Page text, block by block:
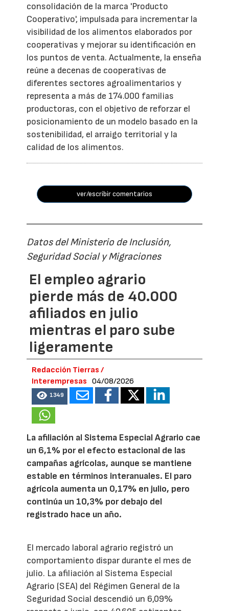
consolidación de la marca 'Producto
Cooperativo', impulsada para incrementar la
visibilidad de los alimentos elaborados por
cooperativas y mejorar su identificación en
los puntos de venta. Actualmente, la enseña
reúne a decenas de cooperativas de
diferentes sectores agroalimentarios y
representa a más de 174.000 familias
productoras, con el objetivo de reforzar el
posicionamiento de un modelo basado en la
sostenibilidad, el arraigo territorial y la
calidad de los alimentos.
ver/escribir comentarios
Datos del Ministerio de Inclusión,
Seguridad Social y Migraciones
El empleo agrario
pierde más de 40.000
afiliados en julio
mientras el paro sube
ligeramente
Redacción Tierras /
Interempresas
04/08/2026
1349
La afiliación al Sistema Especial Agrario cae
un 6,1% por el efecto estacional de las
campañas agrícolas, aunque se mantiene
estable en términos interanuales. El paro
agrícola aumenta un 0,17% en julio, pero
continúa un 10,3% por debajo del
registrado hace un año.
El mercado laboral agrario registró un
comportamiento dispar durante el mes de
julio. La afiliación al Sistema Especial
Agrario (SEA) del Régimen General de la
Seguridad Social descendió un 6,09%